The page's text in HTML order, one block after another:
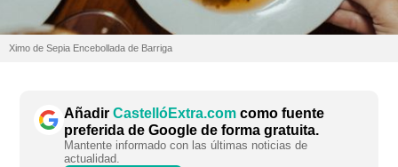
Ximo de Sepia Encebollada de Barriga
Añadir CastellóExtra.com como fuente
preferida de Google de forma gratuita.
Mantente informado con las últimas noticias de
actualidad.